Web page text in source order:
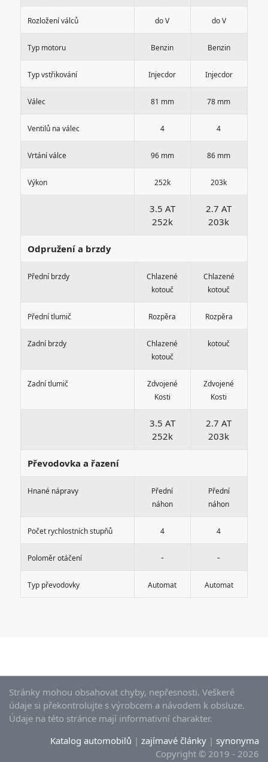
Rozložení válců do V do V
Typ motoru Benzin Benzin
Typ vstřikování Injecdor Injecdor
Válec 81 mm 78 mm
Ventilů na válec 4 4
Vrtání válce 96 mm 86 mm
Výkon 252k 203k
3.5 AT
252k
2.7 AT
203k
Odpružení a brzdy
Přední brzdy
Chlazené
kotouč
Chlazené
kotouč
Přední tlumič Rozpěra Rozpěra
Zadní brzdy
Chlazené
kotouč
kotouč
Zadní tlumič
Zdvojené
Kosti
Zdvojené
Kosti
3.5 AT
252k
2.7 AT
203k
Převodovka a řazení
Hnané nápravy
Přední
náhon
Přední
náhon
Počet rychlostních stupňů 4 4
Poloměr otáčení - -
Typ převodovky Automat Automat
Stránky mohou obsahovat chyby, nepřesnosti. Veškeré
údaje si překontrolujte s výrobcem a návodem k obsluze.
Údaje na této stránce mají informativní charakter.
Katalog automobilů | zajímavé články | synonyma
Copyright © 2019 - 2026